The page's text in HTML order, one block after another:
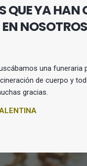
QUE YA
EN NOSOTROS
una funeraria
de cuerpo y
gracias.